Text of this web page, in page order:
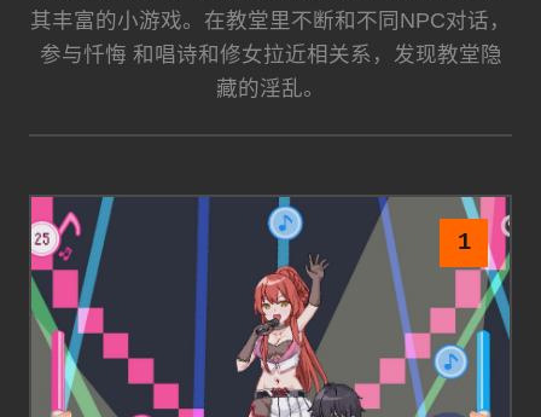
其丰富的小游戏。在教堂里不断和不同NPC对话，
参与忏悔 和唱诗和修女拉近相关系，发现教堂隐
藏的淫乱。
1